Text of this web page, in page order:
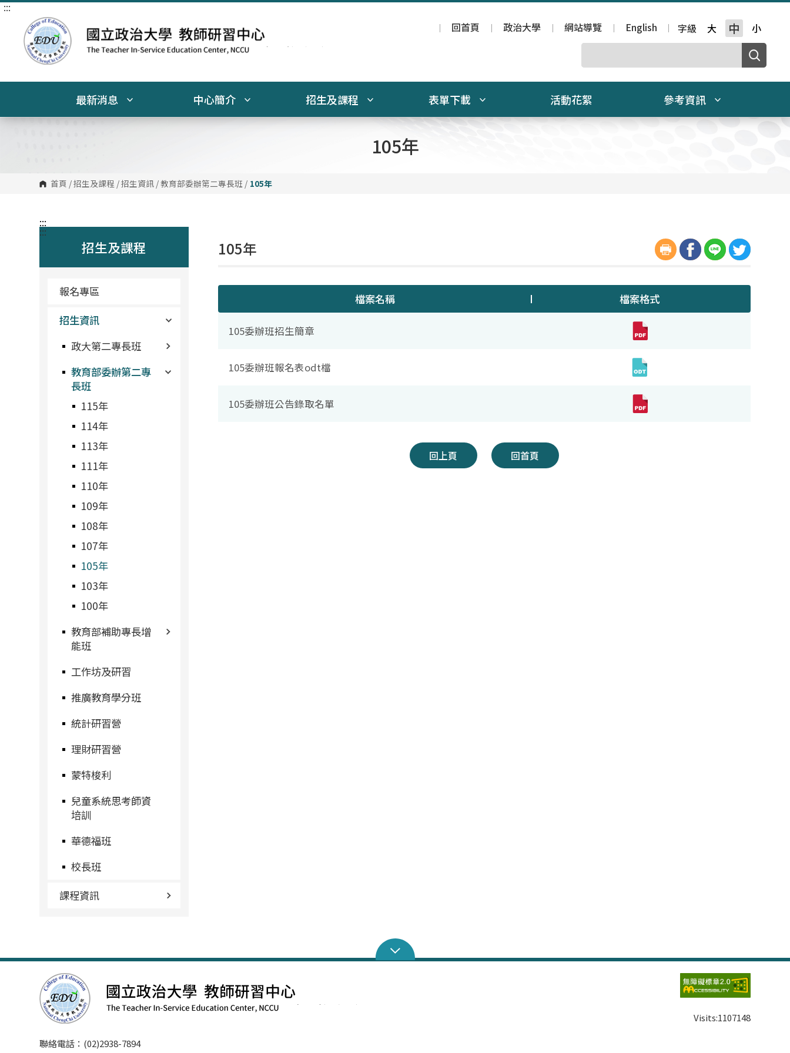
跳
:::
回首頁
政治大學 網站導覽 English 字級 大 中 小
最新消息 中心簡介 招生及課程 表單下載 活動花絮 參考資訊
105年
首頁 /招生及課程 /招生資訊 /教育部委辦第二專長班 / 105年
:::
招生及課程
報名專區
招生資訊
政大第二專長班
教育部委辦第二專
長班
115年
114年
113年
111年
110年
109年
108年
107年
105年
103年
100年
教育部補助專長增
能班
工作坊及研習
推廣教育學分班
統計研習營
理財研習營
蒙特梭利
兒童系統思考師資
培訓
華德福班
校長班
課程資訊
:::
105年
檔案名稱 檔案格式
105委辦班招生簡章
105委辦班報名表odt檔
105委辦班公告錄取名單
回上頁 回首頁
聯絡電話：(02)2938-7894
Visits:1107148